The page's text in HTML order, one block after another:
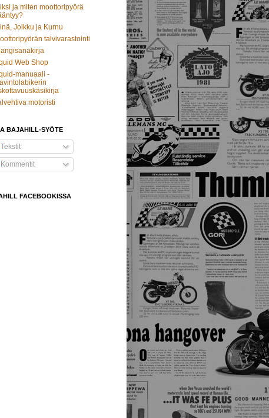
ja miten moottoripyörä
Jolkku ja Kurnu
talvivarastointi
Web Shop
manuaali -
motoristi
BAJAHILL-SYÖTE
Tekstit
Kommentit
FACEBOOKISSA